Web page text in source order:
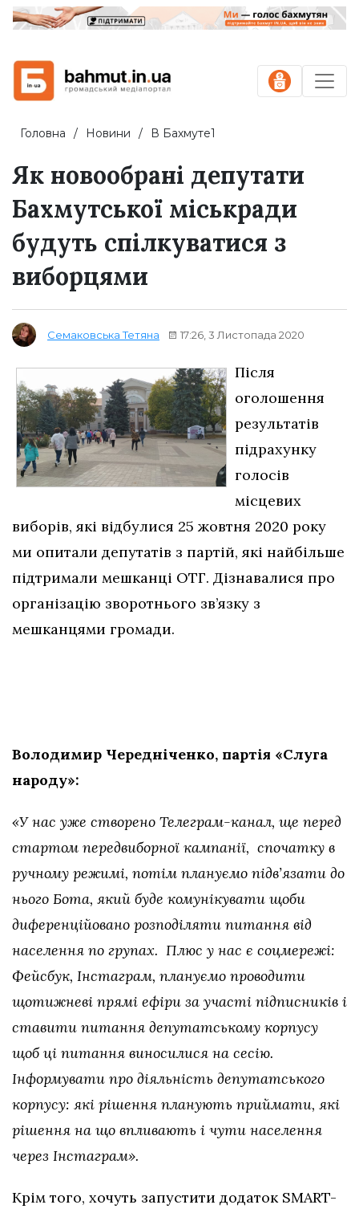
Головна Новини В Бахмуте1
Як новообрані депутати
Бахмутської міськради
будуть спілкуватися з
виборцями
Семаковська Тетяна 17:26, 3 Листопада 2020
Після
оголошення
результатів
підрахунку
голосів
місцевих
виборів, які відбулися 25 жовтня 2020 року
ми опитали депутатів з партій, які найбільше
підтримали мешканці ОТГ. Дізнавалися про
організацію зворотнього зв’язку з
мешканцями громади.
Володимир Чередніченко, партія «Слуга
народу»:
«У нас уже створено Телеграм-канал, ще перед
стартом передвиборної кампанії, спочатку в
ручному режимі, потім плануємо підв’язати до
нього Бота, який буде комунікувати щоби
диференційовано розподіляти питання від
населення по групах. Плюс у нас є соцмережі:
Фейсбук, Інстаграм, плануємо проводити
щотижневі прямі ефіри за участі підписників і
ставити питання депутатському корпусу
щоб ці питання виносилися на сесію.
Інформувати про діяльність депутатського
корпусу: які рішення планують приймати, які
рішення на що впливають і чути населення
через Інстаграм».
Крім того, хочуть запустити додаток SMART-